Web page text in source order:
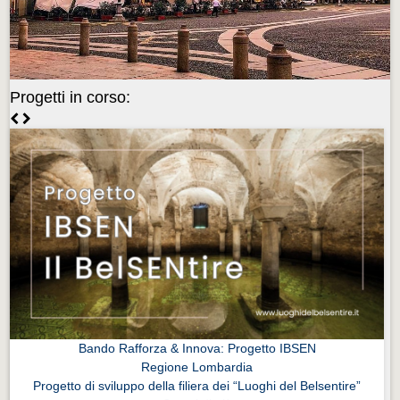
Videonews
Videonews
Eventi
Eventi
CHI SIAMO
CHI SIAMO
CITTÀ
CITTÀ
Guida turistica rapida
Guida turistica rapida
Musica e teatro
Musica e teatro
Distretto industriale
Progetti in corso:
Bando Rafforza & Innova: Progetto IBSEN
Regione Lombardia
Progetto di sviluppo della filiera dei “Luoghi del Belsentire”